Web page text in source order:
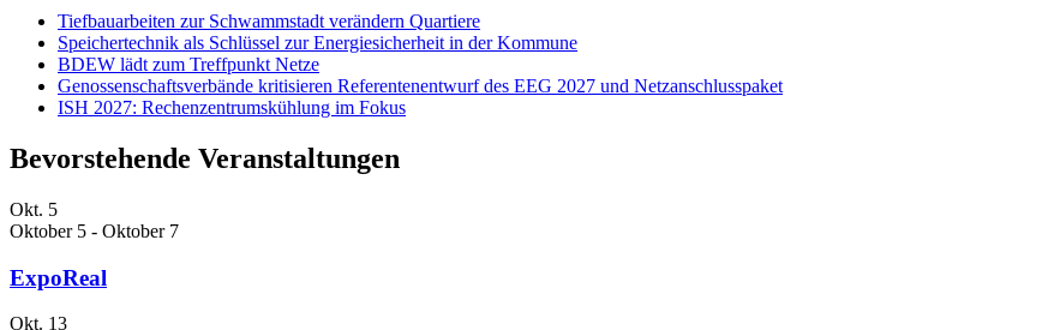
Tiefbauarbeiten zur Schwammstadt verändern Quartiere
Speichertechnik als Schlüssel zur Energiesicherheit in der Kommune
BDEW lädt zum Treffpunkt Netze
Genossenschaftsverbände kritisieren Referentenentwurf des EEG 2027 und Netzanschlusspaket
ISH 2027: Rechenzentrumskühlung im Fokus
Bevorstehende Veranstaltungen
Okt. 5
Oktober 5 - Oktober 7
ExpoReal
Okt. 13